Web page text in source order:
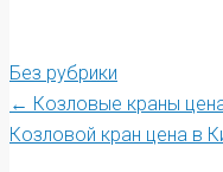
Без рубрики
Post
← Козловые краны
Козловой кран цена в